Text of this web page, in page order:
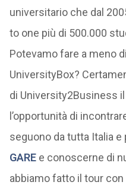
universitario che dal
to one più di 500.000
Potevamo fare a meno
UniversityBox?
di University2Business
l’opportunità di
seguono da tutta Italia
GAREe conoscerne di
abbiamo fatto il tour